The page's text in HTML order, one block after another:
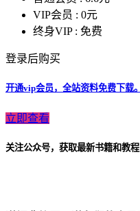
VIP会员 : 0元
终身VIP : 免费
登录后购买
开通vip会员，全站资料免费下载。
立即查看
关注公众号，获取最新书籍和教程